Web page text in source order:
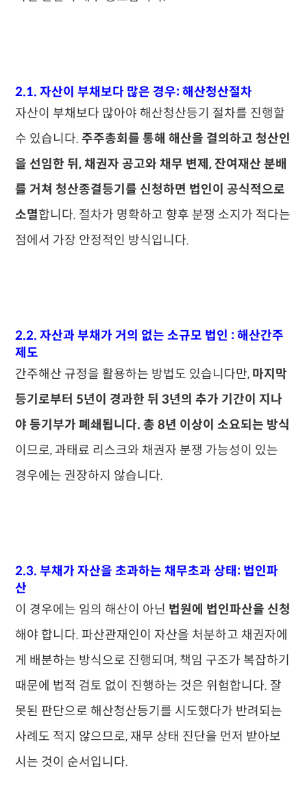
2.1. 자산이 부채보다 많은 경우: 해산청산절차
자산이 부채보다 많아야 해산청산등기 절차를 진행할
수 있습니다.주주총회를 통해 해산을 결의하고 청산인
을 선임한 뒤, 채권자 공고와 채무 변제, 잔여재산 분배
를 거쳐 청산종결등기를 신청하면 법인이 공식적으로
소멸합니다. 절차가 명확하고 향후 분쟁 소지가 적다는
점에서 가장 안정적인 방식입니다.
2.2. 자산과 부채가 거의 없는 소규모 법인 : 해산간주
제도
간주해산 규정을 활용하는 방법도 있습니다만, 마지막
등기로부터 5년이 경과한 뒤 3년의 추가 기간이 지나
야 등기부가 폐쇄됩니다. 총 8년 이상이 소요되는 방식
이므로, 과태료 리스크와 채권자 분쟁 가능성이 있는
경우에는 권장하지 않습니다.
2.3. 부채가 자산을 초과하는 채무초과 상태: 법인파
산
이 경우에는 임의 해산이 아닌 법원에 법인파산을 신청
해야 합니다. 파산관재인이 자산을 처분하고 채권자에
게 배분하는 방식으로 진행되며, 책임 구조가 복잡하기
때문에 법적 검토 없이 진행하는 것은 위험합니다. 잘
못된 판단으로 해산청산등기를 시도했다가 반려되는
사례도 적지 않으므로, 재무 상태 진단을 먼저 받아보
시는 것이 순서입니다.